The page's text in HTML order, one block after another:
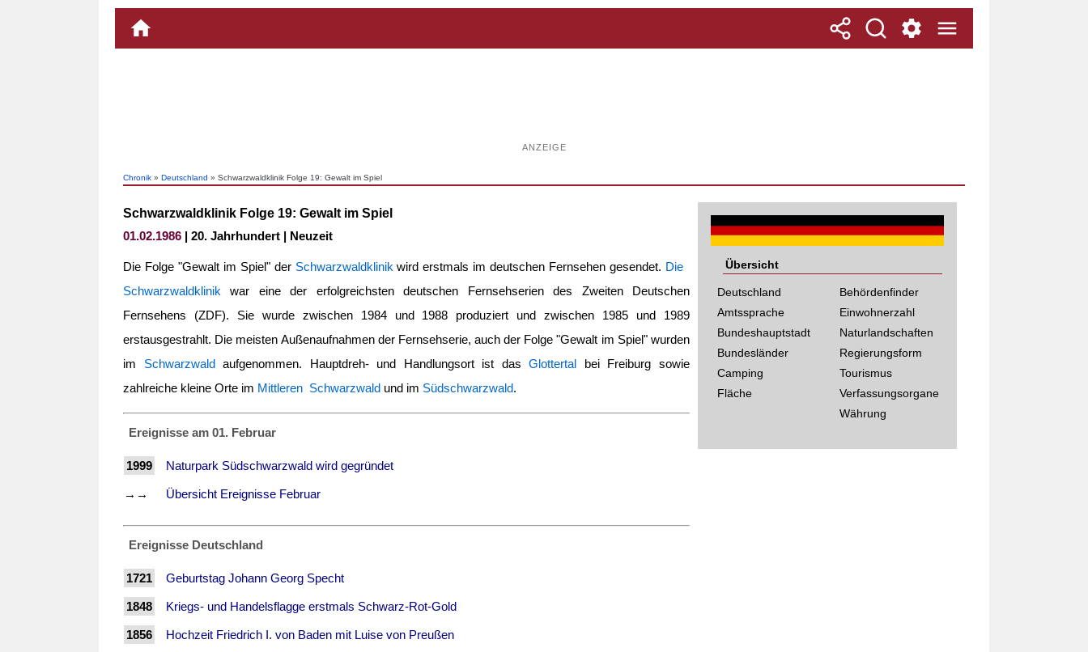
ANZEIGE
Chronik » Deutschland » Schwarzwaldklinik Folge 19: Gewalt im Spiel
Schwarzwaldklinik Folge 19: Gewalt im Spiel
01.02.1986 | 20. Jahrhundert | Neuzeit
Die Folge "Gewalt im Spiel" der Schwarzwaldklinik wird erstmals im deutschen Fernsehen gesendet. Die
Schwarzwaldklinik war eine der erfolgreichsten deutschen Fernsehserien des Zweiten Deutschen
Fernsehens (ZDF). Sie wurde zwischen 1984 und 1988 produziert und zwischen 1985 und 1989
erstausgestrahlt. Die meisten Außenaufnahmen der Fernsehserie, auch der Folge "Gewalt im Spiel" wurden
im Schwarzwaldaufgenommen. Hauptdreh- und Handlungsort ist dasGlottertal bei Freiburg sowie
zahlreiche kleine Orte im Mittleren Schwarzwald und im Südschwarzwald.
Ereignisse am 01. Februar
1999 Naturpark Südschwarzwald wird gegründet
→→ Übersicht Ereignisse Februar
Ereignisse Deutschland
1721 Geburtstag Johann Georg Specht
1848 Kriegs- und Handelsflagge erstmals Schwarz-Rot-Gold
1856 Hochzeit Friedrich I. von Baden mit Luise von Preußen
Übersicht
Deutschland
Amtssprache
Bundeshauptstadt
Bundesländer
Camping
Fläche
Behördenfinder
Einwohnerzahl
Naturlandschaften
Regierungsform
Tourismus
Verfassungsorgane
Währung